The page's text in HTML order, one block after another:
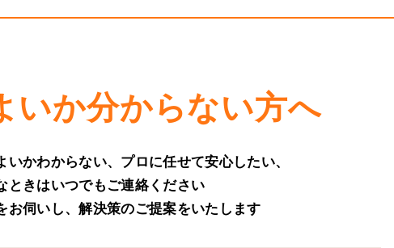
いか分からない方へ
いかわからない、プロに任せて安心したい、
ときはいつでもご連絡ください
お伺いし、解決策のご提案をいたします